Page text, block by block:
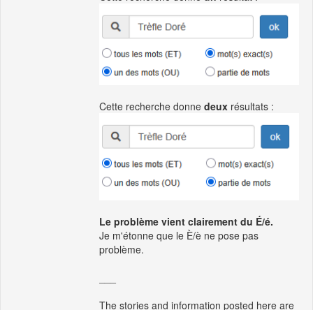
Cette recherche donne deux résultats :
Le problème vient clairement du É/é.
Je m'étonne que le È/è ne pose pas
problème.
The stories and information posted here are